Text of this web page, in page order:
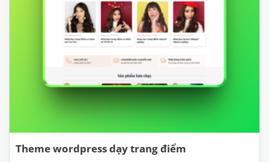
Theme wordpress dạy trang điểm